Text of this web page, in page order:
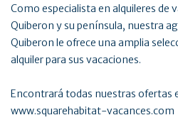
Como especialista en alquileres de
Quiberon y su península, nuestra
Quiberon le ofrece una amplia
alquiler para sus vacaciones.
Encontrará todas nuestras ofertas
www.squarehabitat-vacances.com